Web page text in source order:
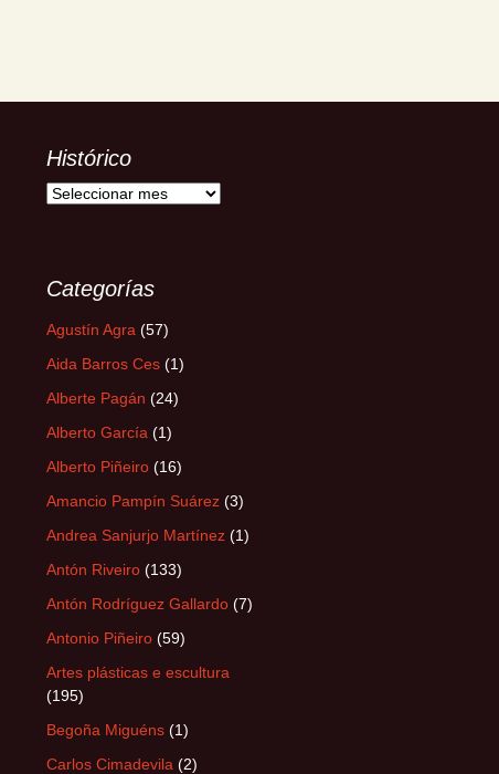
Histórico
Histórico
Categorías
Agustín Agra (57)
Aida Barros Ces (1)
Alberte Pagán (24)
Alberto García (1)
Alberto Piñeiro (16)
Amancio Pampín Suárez (3)
Andrea Sanjurjo Martínez (1)
Antón Riveiro (133)
Antón Rodríguez Gallardo (7)
Antonio Piñeiro (59)
Artes plásticas e escultura
(195)
Begoña Miguéns (1)
Carlos Cimadevila (2)